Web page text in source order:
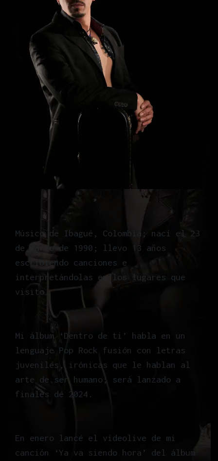
Músico de Ibagué, Colombia; nací el 23
de marzo de 1990; llevo 13 años
escribiendo canciones e
interpretándolas en los lugares que
visito.
Mi álbum ‘Dentro de ti’ habla en un
lenguaje Pop Rock fusión con letras
juveniles, irónicas que le hablan al
arte de ser humano; será lanzado a
finales de 2024.
En enero lancé el videolive de mi
canción ‘Ya va siendo hora’ del álbum